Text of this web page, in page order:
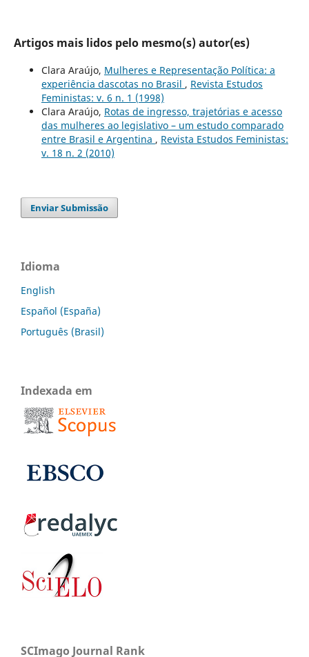
Artigos mais lidos pelo mesmo(s) autor(es)
Clara Araújo, Mulheres e Representação Política: a
experiência dascotas no Brasil , Revista Estudos
Feministas: v. 6 n. 1 (1998)
Clara Araújo, Rotas de ingresso, trajetórias e acesso
das mulheres ao legislativo – um estudo comparado
entre Brasil e Argentina , Revista Estudos Feministas:
v. 18 n. 2 (2010)
Enviar Submissão
Idioma
English
Español (España)
Português (Brasil)
Indexada em
SCImago Journal Rank